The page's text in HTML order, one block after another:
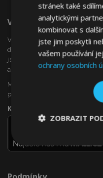
Vítejte Na VTVauto.cz
VTVauto je
dodavatelem
jsou např .: ozdobné kryty
autopotahy, autorohože,
Máte zájem o dropshipping,
partnerem?
Kontaktujte nás ještě
stránek také
analytickými
kombinovat s
jste jim poskytli
vašem používání
ochrany osobních
ZOBRAZIT
nutné